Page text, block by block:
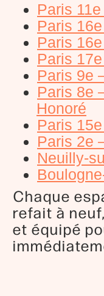
Paris
Paris
Paris
Paris
Paris 9e
Paris 8e
Honoré
Paris
Paris 2e
Neuilly-
Chaque
refait à
et équipé